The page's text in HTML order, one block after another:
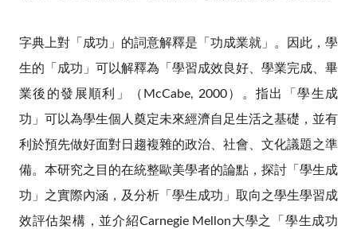
字典上對「成功」的詞意解釋是「功成業就」。因此，學
生的「成功」可以解釋為「學習成效良好、學業完成、畢
業後的發展順利」（McCabe, 2000）。指出「學生成
功」可以為學生個人奠定未來經濟自足生活之基礎，並有
利於預先做好面對日趨複雜的政治、社會、文化議題之準
備。本研究之目的在統整歐美學者的論點，探討「學生成
功」之實際內涵，及分析「學生成功」取向之學生學習成
效評估架構，並介紹Carnegie Mellon大學之「學生成功